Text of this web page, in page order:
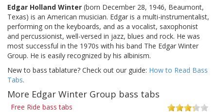
Edgar Holland Winter (born December 28, 1946, Beaumont,
Texas) is an American musician. Edgar is a multi-instrumentalist,
performing on the keyboards, and as a vocalist, saxophonist
and percussionist, well-versed in jazz, blues and rock. He was
most successful in the 1970s with his band The Edgar Winter
Group. He is easily recognized by his albinism.
New to bass tablature? Check out our guide: How to Read Bass
Tabs.
More Edgar Winter Group bass tabs
Free Ride bass tabs